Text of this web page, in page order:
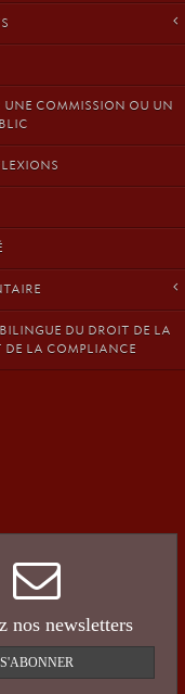
UNE COMMISSION OU UN
DU DROIT DE LA
DE LA COMPLIANCE
nos newsletters
S'ABONNER